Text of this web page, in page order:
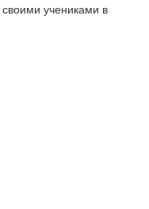
учениками в